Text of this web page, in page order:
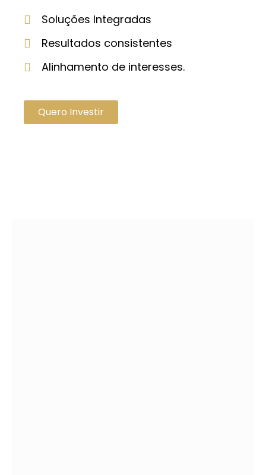
Soluções Integradas
Resultados consistentes
Alinhamento de interesses.
Quero Investir